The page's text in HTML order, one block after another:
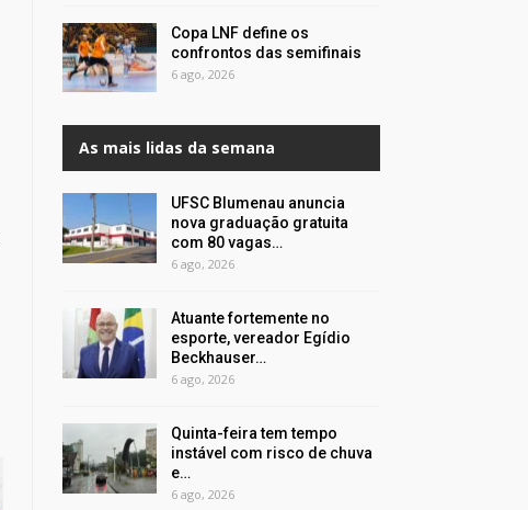
Copa LNF define os
confrontos das semifinais
6 ago, 2026
As mais lidas da semana
UFSC Blumenau anuncia
nova graduação gratuita
com 80 vagas…
6 ago, 2026
Atuante fortemente no
esporte, vereador Egídio
Beckhauser…
6 ago, 2026
Quinta-feira tem tempo
instável com risco de chuva
e…
6 ago, 2026